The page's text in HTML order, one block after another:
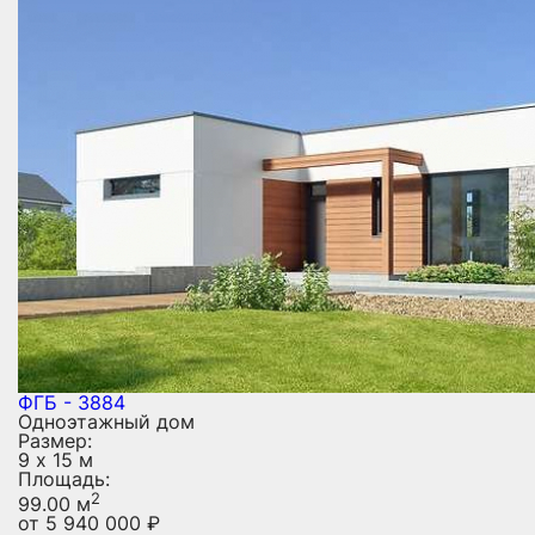
ФГБ - 3884
Одноэтажный дом
Размер:
9 х 15 м
Площадь:
99.00 м2
от 5 940 000 ₽